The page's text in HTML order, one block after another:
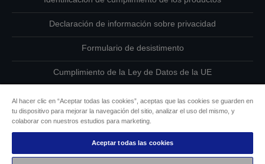
Declaración de información sobre privacidad
Formulario de desistimento
Cumplimiento de la Ley de Datos de la UE
Información sobre cookies
Compromiso de accesibilidad de Epson
Al hacer clic en “Aceptar todas las cookies”, aceptas que las cookies se guarden en
tu dispositivo para mejorar la navegación del sitio, analizar el uso del mismo, y
colaborar con nuestros estudios para marketing.
Aceptar todas las cookies